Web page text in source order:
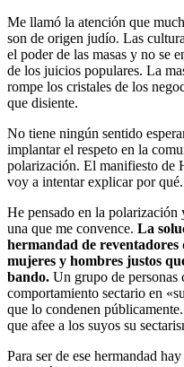
Me llamó la atención que
son de origen judío. Las
el poder de las masas y no se
de los juicios populares. La
rompe los cristales de los
que disiente.
No tiene ningún sentido
implantar el respeto en la
polarización. El manifiesto de
voy a intentar explicar por qué.
He pensado en la polarización
una que me convence. La
hermandad de
mujeres y hombres justos
bando. Un grupo de personas
comportamiento sectario en
que lo condenen
que afee a los suyos su
Para ser de ese hermandad